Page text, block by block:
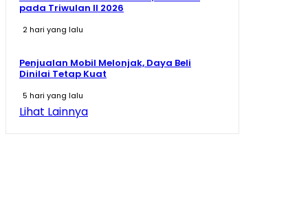
pada Triwulan II 2026
2 hari yang lalu
Penjualan Mobil Melonjak, Daya Beli
Dinilai Tetap Kuat
5 hari yang lalu
Lihat Lainnya